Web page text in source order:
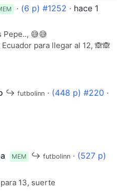
· (6 p) #1252 · hace 1
Pepe.., 😅😅
para llegar al 12, 🙈🙈
↪ futbolinn· (448 p) #220 ·
MEM ↪ futbolinn· (527 p)
13, suerte